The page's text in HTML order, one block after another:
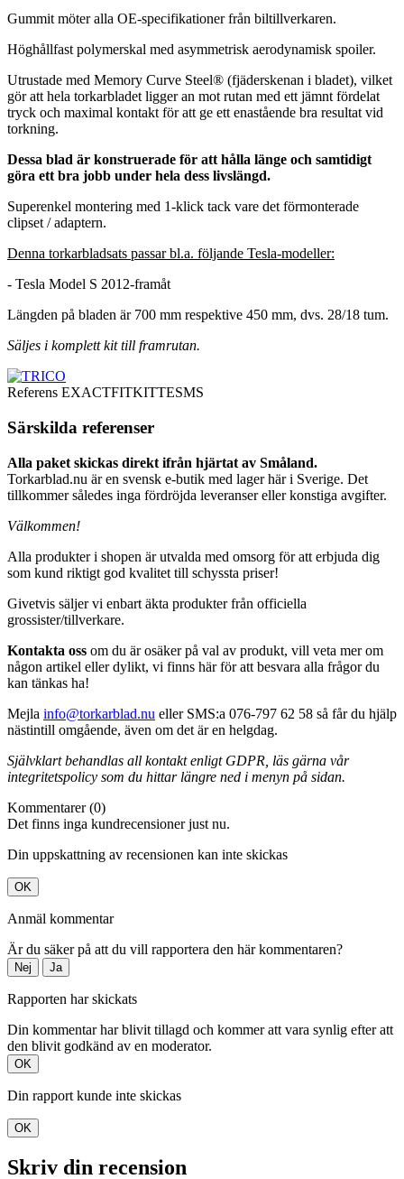
Gummit möter alla OE-specifikationer från biltillverkaren.
Höghållfast polymerskal med asymmetrisk aerodynamisk spoiler.
Utrustade med Memory Curve Steel® (fjäderskenan i bladet), vilket
gör att hela torkarbladet ligger an mot rutan med ett jämnt fördelat
tryck och maximal kontakt för att ge ett enastående bra resultat vid
torkning.
Dessa blad är konstruerade för att hålla länge och samtidigt
göra ett bra jobb under hela dess livslängd.
Superenkel montering med 1-klick tack vare det förmonterade
clipset / adaptern.
Denna torkarbladsats passar bl.a. följande Tesla-modeller:
- Tesla Model S 2012-framåt
Längden på bladen är 700 mm respektive 450 mm, dvs. 28/18 tum.
Säljes i komplett kit till framrutan.
Referens EXACTFITKITTESMS
Särskilda referenser
Alla paket skickas direkt ifrån hjärtat av Småland.
Torkarblad.nu är en svensk e-butik med lager här i Sverige. Det
tillkommer således inga fördröjda leveranser eller konstiga avgifter.
Välkommen!
Alla produkter i shopen är utvalda med omsorg för att erbjuda dig
som kund riktigt god kvalitet till schyssta priser!
Givetvis säljer vi enbart äkta produkter från officiella
grossister/tillverkare.
Kontakta oss om du är osäker på val av produkt, vill veta mer om
någon artikel eller dylikt, vi finns här för att besvara alla frågor du
kan tänkas ha!
Mejla info@torkarblad.nu eller SMS:a 076-797 62 58 så får du hjälp
nästintill omgående, även om det är en helgdag.
Självklart behandlas all kontakt enligt GDPR, läs gärna vår
integritetspolicy som du hittar längre ned i menyn på sidan.
Kommentarer (0)
Det finns inga kundrecensioner just nu.
Din uppskattning av recensionen kan inte skickas
OK
Anmäl kommentar
Är du säker på att du vill rapportera den här kommentaren?
Nej Ja
Rapporten har skickats
Din kommentar har blivit tillagd och kommer att vara synlig efter att
den blivit godkänd av en moderator.
OK
Din rapport kunde inte skickas
OK
Skriv din recension